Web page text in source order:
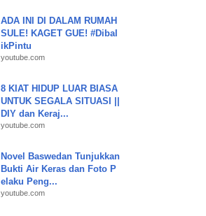
ADA INI DI DALAM RUMAH
SULE! KAGET GUE! #Dibal
ikPintu
youtube.com
8 KIAT HIDUP LUAR BIASA
UNTUK SEGALA SITUASI ||
DIY dan Keraj...
youtube.com
Novel Baswedan Tunjukkan
Bukti Air Keras dan Foto P
elaku Peng...
youtube.com